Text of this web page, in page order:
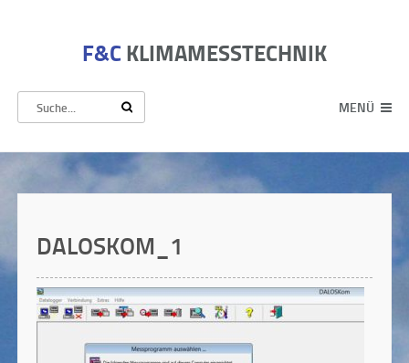
F&C KLIMAMESSTECHNIK
MENÜ
DALOSKOM_1